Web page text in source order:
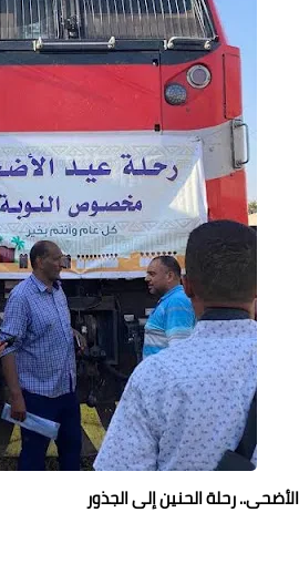
رحلة الحنين إلى الجذور